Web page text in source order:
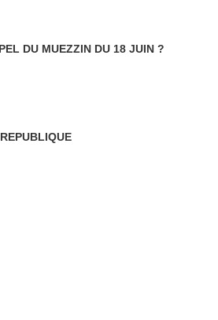
DU MUEZZIN DU 18 JUIN ?